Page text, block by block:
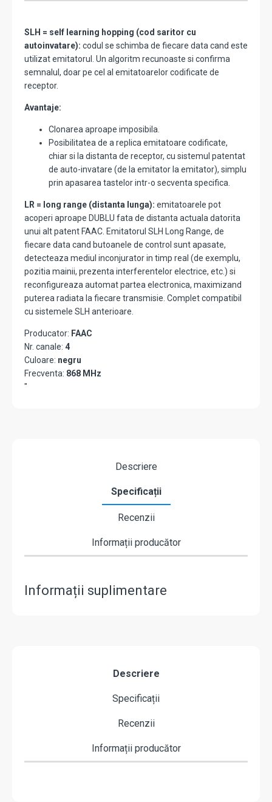
SLH = self learning hopping (cod saritor cu
autoinvatare): codul se schimba de fiecare data cand este
utilizat emitatorul. Un algoritm recunoaste si confirma
semnalul, doar pe cel al emitatoarelor codificate de
receptor.
Avantaje:
Clonarea aproape imposibila.
Posibilitatea de a replica emitatoare codificate,
chiar si la distanta de receptor, cu sistemul patentat
de auto-invatare (de la emitator la emitator), simplu
prin apasarea tastelor intr-o secventa specifica.
LR = long range (distanta lunga): emitatoarele pot
acoperi aproape DUBLU fata de distanta actuala datorita
unui alt patent FAAC. Emitatorul SLH Long Range, de
fiecare data cand butoanele de control sunt apasate,
detecteaza mediul inconjurator in timp real (de exemplu,
pozitia mainii, prezenta interferentelor electrice, etc.) si
reconfigureaza automat partea electronica, maximizand
puterea radiata la fiecare transmisie. Complet compatibil
cu sistemele SLH anterioare.
Producator: FAAC
Nr. canale: 4
Culoare: negru
Frecventa: 868 MHz
"
Descriere
Specificații
Recenzii
Informații producător
Informații suplimentare
Descriere
Specificații
Recenzii
Informații producător